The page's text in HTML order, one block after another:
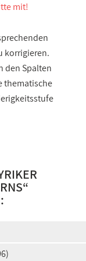
mit!
korrigieren.
den Spalten
thematische
“